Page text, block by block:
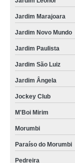
Jardim Marajoara
Jardim Novo Mundo
Jardim Paulista
Jardim São Luiz
Jardim Ângela
Jockey Club
M'Boi Mirim
Morumbi
Paraíso do Morumbi
Pedreira